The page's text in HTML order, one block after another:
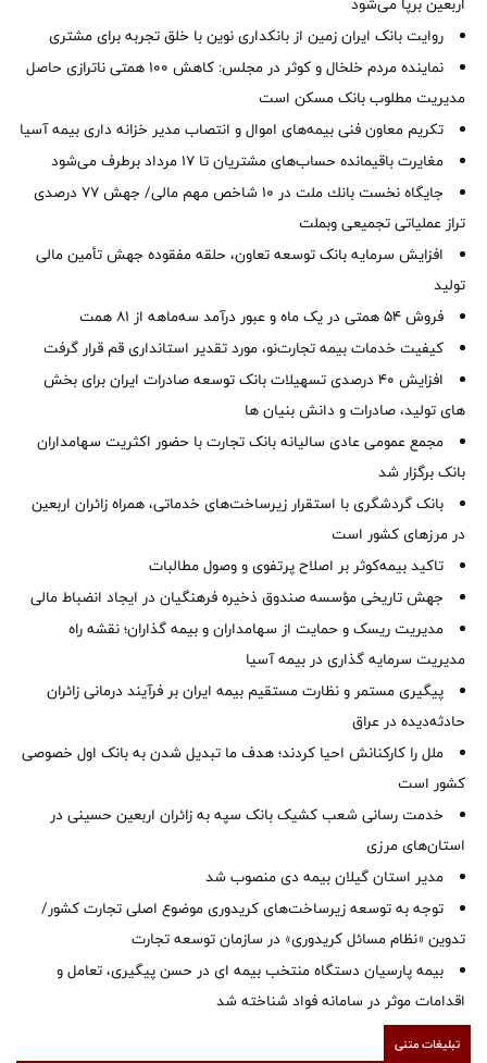
روایت بانک ایران زمین از بانکداری نوین با خلق تجربه برای مشتری
نماینده مردم خلخال و کوثر در مجلس: کاهش ۱۰۰ همتی ناترازی حاصل
مدیریت مطلوب بانک مسکن است
تکریم معاون فنی بیمه‌های اموال و انتصاب مدیر خزانه داری بیمه آسیا
مغایرت‌ باقیمانده حساب‌های مشتریان تا ۱۷ مرداد برطرف می‌شود
جایگاه نخست بانك ملت در 10 شاخص مهم مالی/ جهش 77 درصدی
تراز عملیاتی تجمیعی وبملت
افزایش سرمایه بانک توسعه تعاون، حلقه مفقوده جهش تأمین مالی
تولید
فروش 54 همتی در یک ماه و عبور درآمد سه‌ماهه از 81 همت
کیفیت خدمات بیمه تجارت‌نو، مورد تقدیر استانداری قم قرار گرفت
افزایش 40 درصدی تسهیلات بانک توسعه صادرات ایران برای بخش
های تولید، صادرات و دانش بنیان ها
مجمع عمومی عادی سالیانه بانک تجارت با حضور اکثریت سهامداران
بانک برگزار شد
بانک گردشگری با استقرار زیرساخت‌های خدماتی، همراه زائران اربعین
در مرزهای کشور است
تاکید بیمه‌کوثر بر اصلاح پرتفوی و وصول مطالبات ‌
جهش تاریخی مؤسسه صندوق ذخیره فرهنگیان در ایجاد انضباط مالی
مدیریت ریسک و حمایت از سهامداران و بیمه گذاران؛ نقشه راه
مدیریت سرمایه گذاری در بیمه آسیا
پیگیری مستمر و نظارت مستقیم بیمه ایران بر فرآیند درمانی زائران
حادثه‌دیده در عراق
ملل را کارکنانش احیا کردند؛ هدف ما تبدیل شدن به بانک اول خصوصی
کشور است
خدمت رسانی شعب کشیک بانک سپه به زائران اربعین حسینی در
استان‌‌های مرزی
‌مدیر استان گیلان بیمه دی منصوب شد
توجه به توسعه زیرساخت‌های کریدوری موضوع اصلی تجارت کشور/
تدوین «نظام مسائل کریدوری» در سازمان توسعه تجارت
بیمه پارسیان دستگاه منتخب بیمه ای در حسن پیگیری، تعامل و
اقدامات موثر در سامانه فواد شناخته شد
تبلیغات متنی